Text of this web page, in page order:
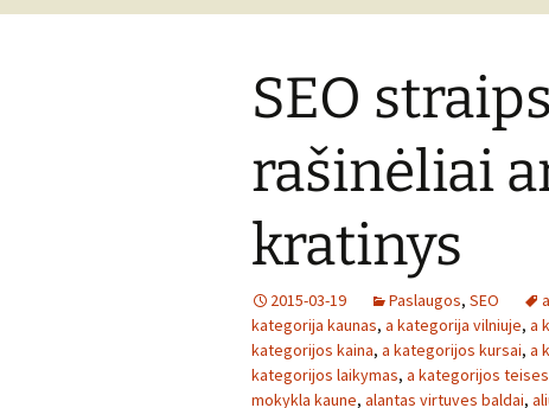
SEO
rašinėliai
kratinys
2015-03-19 Paslaugos, SEO
kategorija kaunas, a kategorija vilniuje, a
kategorijos kaina, a kategorijos kursai, a
kategorijos laikymas, a kategorijos teises
mokykla kaune, alantas virtuves baldai,